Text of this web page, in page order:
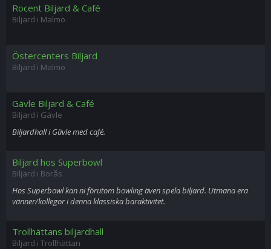
Rocent Biljard & Café
Biljard i Malmö
Östercenters Biljard
Biljard i Malmö
Gävle Biljard & Café
Biljard i Gävle
Biljardhall i Gävle med café.
Biljard hos Superbowl
Biljard i Borås
Hos Superbowl kan ni förutom bowling även spela biljard. Utmana era
vänner/kollegor i denna klassiska baraktivitet.
Trollhättans biljardhall
Biljard i Trollhättan